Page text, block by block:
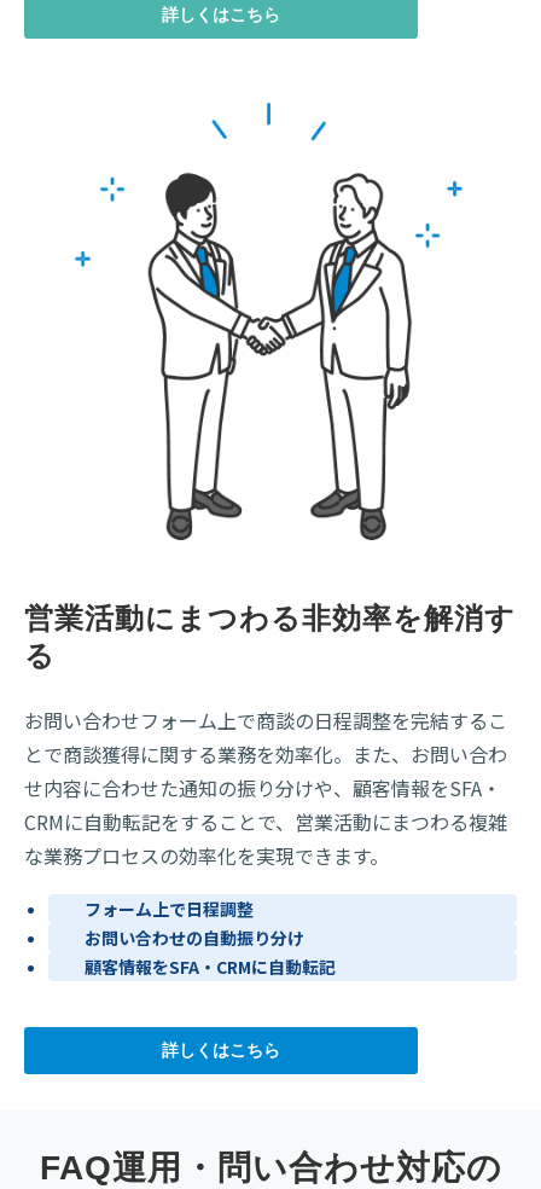
詳しくはこちら
営業活動にまつわる非効率を解消す
る
お問い合わせフォーム上で商談の日程調整を完結するこ
とで商談獲得に関する業務を効率化。また、お問い合わ
せ内容に合わせた通知の振り分けや、顧客情報をSFA・
CRMに自動転記をすることで、営業活動にまつわる複雑
な業務プロセスの効率化を実現できます。
フォーム上で日程調整
お問い合わせの自動振り分け
顧客情報をSFA・CRMに自動転記
詳しくはこちら
FAQ運用・問い合わせ対応の